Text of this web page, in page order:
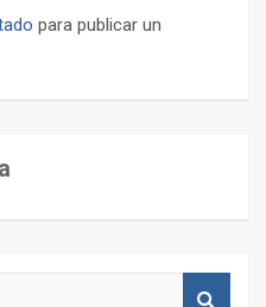
para publicar un